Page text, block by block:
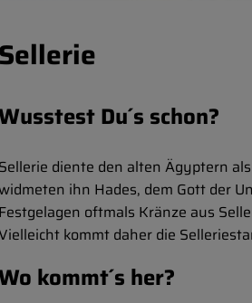
Sellerie
Du´s schon?
Sellerie diente den alten Ägyptern
ihn Hades, dem Gott der
Festgelagen oftmals Kränze aus
kommt daher die
kommt´s her?